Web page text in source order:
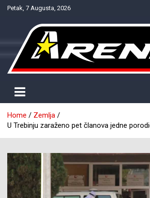
SkipPetak, 7 Augusta, 2026
NTV Arena
Home
Zemlja
U Trebinju zaraženo pet članova jedne